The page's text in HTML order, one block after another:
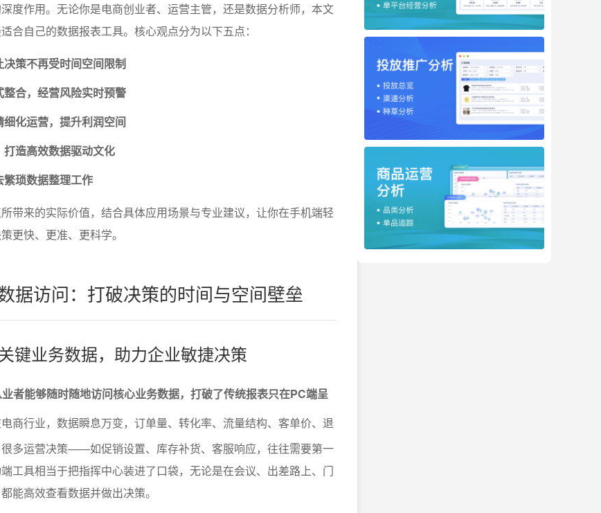
度作用。无论你是电商创业者、运营主管，还是数据分析师，本文
合自己的数据报表工具。核心观点分为以下五点：
策不再受时间空间限制
合，经营风险实时预警
化运营，提升利润空间
造高效数据驱动文化
琐数据整理工作
带来的实际价值，结合具体应用场景与专业建议，让你在手机端轻
更快、更准、更科学。
据访问：打破决策的时间与空间壁垒
键业务数据，助力企业敏捷决策
者能够随时随地访问核心业务数据，打破了传统报表只在PC端呈
商行业，数据瞬息万变，订单量、转化率、流量结构、客单价、退
多运营决策——如促销设置、库存补货、客服响应，往往需要第一
工具相当于把指挥中心装进了口袋，无论是在会议、出差路上、门
能高效查看数据并做出决策。